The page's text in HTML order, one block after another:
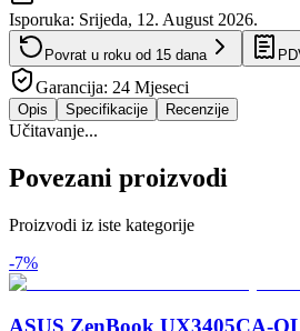
Isporuka: Srijeda, 12. August 2026.
Povrat u roku od 15 dana
Garancija: 24 Mjeseci
Opis Specifikacije Recenzije
Učitavanje...
Povezani proizvodi
Proizvodi iz iste kategorije
-7%
ASUS ZenBook UX3405CA-